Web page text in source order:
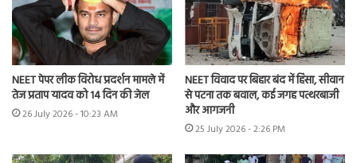
NEET पेपर लीक विरोध प्रदर्शन मामले में
तेज प्रताप यादव को 14 दिन की जेल
26 July 2026 - 10:23 AM
NEET विवाद पर बिहार बंद में हिंसा, सीवान
से पटना तक बवाल, कई जगह पत्थरबाजी
और आगजनी
25 July 2026 - 2:26 PM